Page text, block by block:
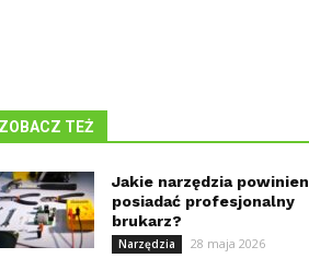
ZOBACZ TEŻ
Jakie narzędzia powinien
posiadać profesjonalny
brukarz?
Narzędzia 28 maja 2026